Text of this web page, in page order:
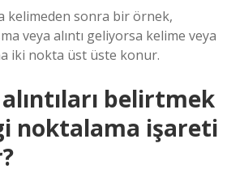
kelimeden sonra bir örnek,
veya alıntı geliyorsa kelime veya
iki nokta üst üste konur.
belirtmek
noktalama işareti